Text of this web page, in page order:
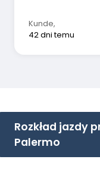
Kunde,
42 dni temu
Rozkład jazdy
Palermo